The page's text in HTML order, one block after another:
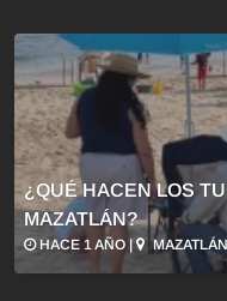
¿QUÉ HACEN LOS
MAZATLÁN?
HACE 1 AÑO |